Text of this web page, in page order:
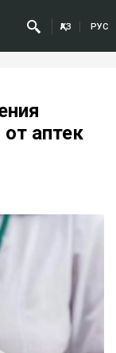
ҚАЗ РУС
аптек